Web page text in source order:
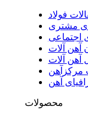
فولاد
مشتری
اجتماعی
آهن آلات
آهن آلات
مرکزآهن
آهن
محصولات